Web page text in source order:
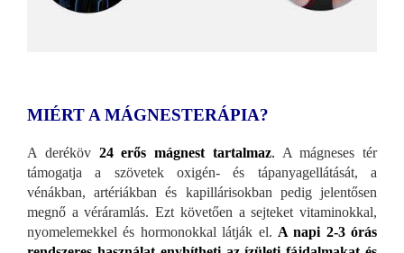
MIÉRT A MÁGNESTERÁPIA?
A deréköv 24 erős mágnest tartalmaz. A mágneses tér
támogatja a szövetek oxigén- és tápanyagellátását, a
vénákban, artériákban és kapillárisokban pedig jelentősen
megnő a véráramlás. Ezt követően a sejteket vitaminokkal,
nyomelemekkel és hormonokkal látják el. A napi 2-3 órás